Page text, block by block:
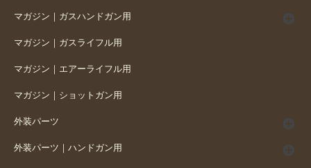
マガジン｜ガスハンドガン用
マガジン｜ガスライフル用
マガジン｜エアーライフル用
マガジン｜ショットガン用
外装パーツ
外装パーツ｜ハンドガン用